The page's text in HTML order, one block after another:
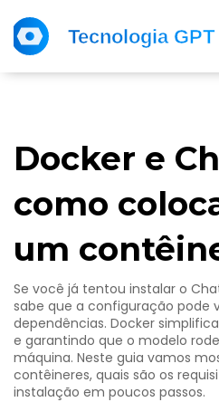
Docker e
como
um
Se você já tentou instalar o
sabe que a configuração pode
dependências. Docker
e garantindo que o modelo
máquina. Neste guia vamos
contêineres, quais são os
instalação em poucos passos.